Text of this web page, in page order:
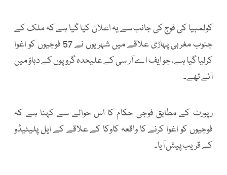
کولمبیا کی فوج کی جانب سے یہ اعلان کیا گیا ہے کہ ملک کے
جنوب مغربی پہاڑی علاقے میں شہریوں نے 57 فوجیوں کو اغوا
کرلیا گیا ہے، جو ایف اے آر سی کے علیحدہ گروپوں کے دباؤ میں
آئے تھے۔
رپورٹ کے مطابق فوجی حکام کا اس حوالے سے کہنا ہے کہ
فوجیوں کو اغوا کرنے کا واقعہ کاوکا کے علاقے کے ایل پلیٹیڈو
کے قریب پیش آیا۔